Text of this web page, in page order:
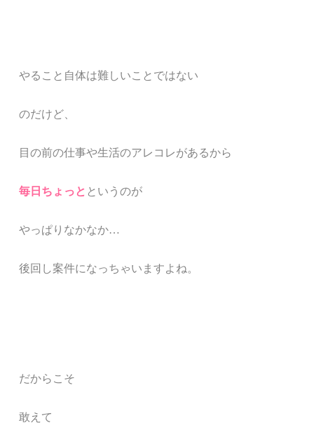
やること自体は難しいことではない
のだけど、
目の前の仕事や生活のアレコレがあるから
毎日ちょっと というのが
やっぱりなかなか…
後回し案件になっちゃいますよね。
だからこそ
敢えて